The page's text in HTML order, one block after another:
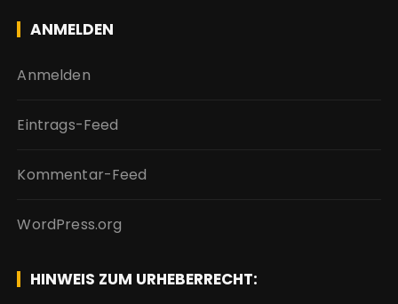
ANMELDEN
Anmelden
Eintrags-Feed
Kommentar-Feed
WordPress.org
HINWEIS ZUM URHEBERRECHT: